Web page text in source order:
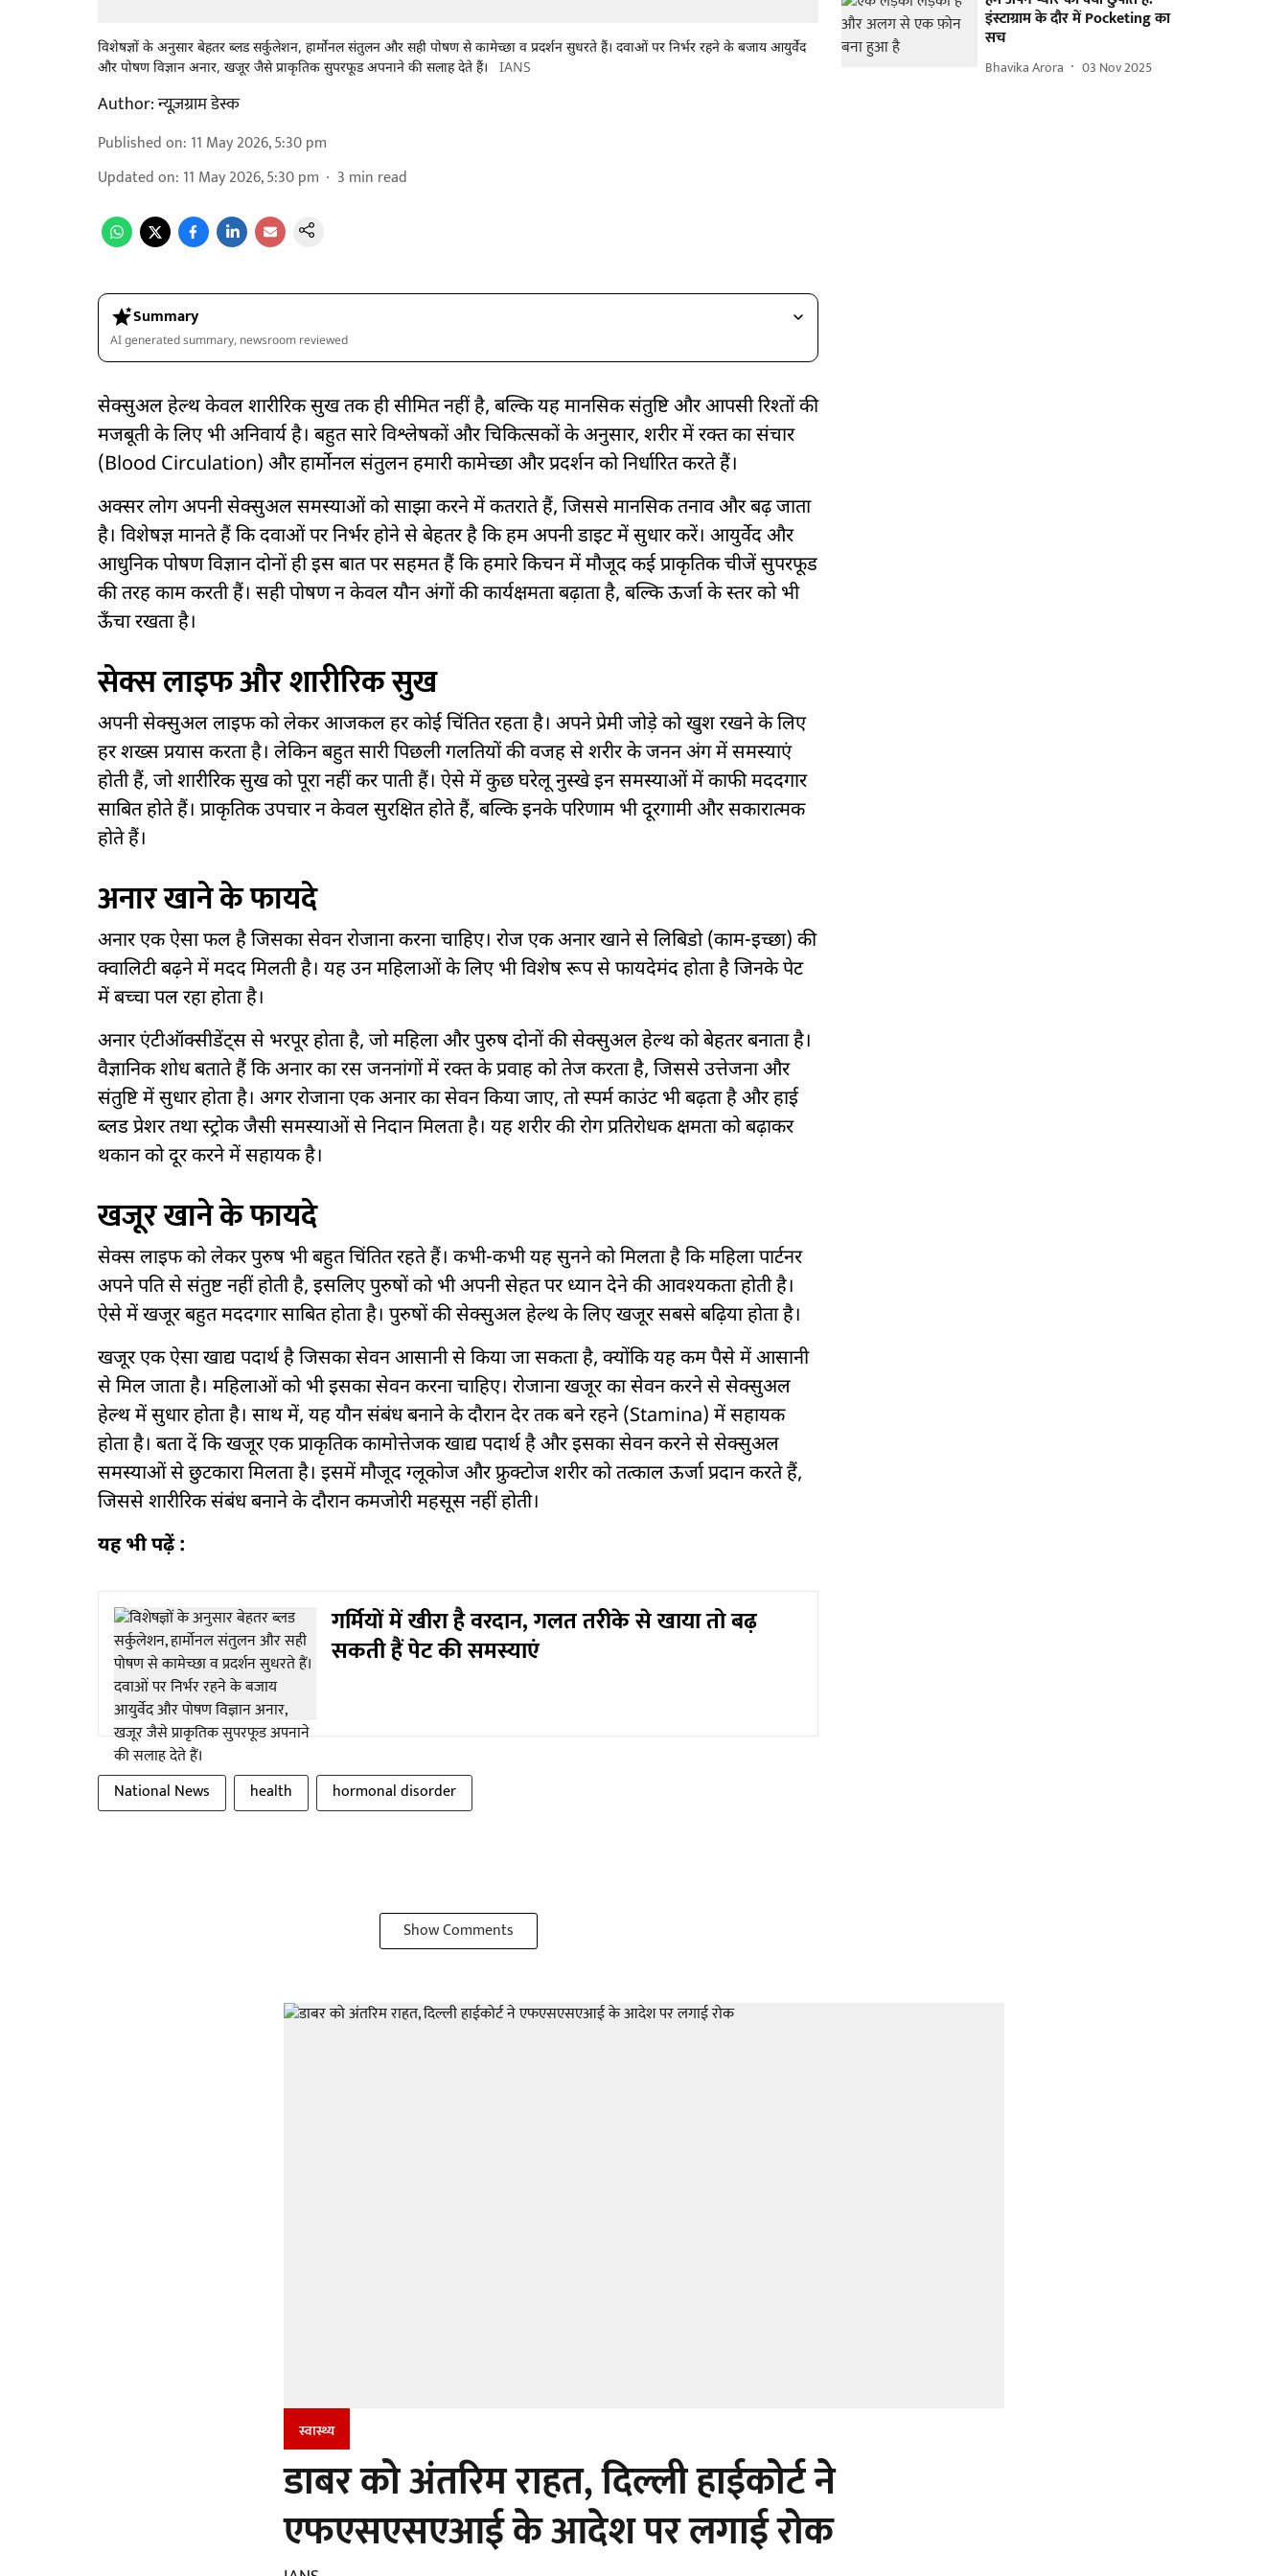
विशेषज्ञों के अनुसार बेहतर ब्लड सर्कुलेशन, हार्मोनल संतुलन और सही पोषण से कामेच्छा व प्रदर्शन सुधरते हैं। दवाओं पर निर्भर रहने के बजाय आयुर्वेद
और पोषण विज्ञान अनार, खजूर जैसे प्राकृतिक सुपरफूड अपनाने की सलाह देते हैं।
IANS
Author:न्यूज़ग्राम डेस्क
Published on: 11 May 2026, 5:30 pm
Updated on: 11 May 2026, 5:30 pm 3 min read
Summary
AI generated summary, newsroom reviewed
सेक्सुअल हेल्थ केवल शारीरिक सुख तक ही सीमित नहीं है, बल्कि यह मानसिक संतुष्टि और आपसी रिश्तों की
मजबूती के लिए भी अनिवार्य है। बहुत सारे विश्लेषकों और चिकित्सकों के अनुसार, शरीर में रक्त का संचार
(Blood Circulation) और हार्मोनल संतुलन हमारी कामेच्छा और प्रदर्शन को निर्धारित करते हैं।
अक्सर लोग अपनी सेक्सुअल समस्याओं को साझा करने में कतराते हैं, जिससे मानसिक तनाव और बढ़ जाता
है। विशेषज्ञ मानते हैं कि दवाओं पर निर्भर होने से बेहतर है कि हम अपनी डाइट में सुधार करें। आयुर्वेद और
आधुनिक पोषण विज्ञान दोनों ही इस बात पर सहमत हैं कि हमारे किचन में मौजूद कई प्राकृतिक चीजें सुपरफूड
की तरह काम करती हैं। सही पोषण न केवल यौन अंगों की कार्यक्षमता बढ़ाता है, बल्कि ऊर्जा के स्तर को भी
ऊँचा रखता है।
सेक्स लाइफ और शारीरिक सुख
अपनी सेक्सुअल लाइफ को लेकर आजकल हर कोई चिंतित रहता है। अपने प्रेमी जोड़े को खुश रखने के लिए
हर शख्स प्रयास करता है। लेकिन बहुत सारी पिछली गलतियों की वजह से शरीर के जनन अंग में समस्याएं
होती हैं, जो शारीरिक सुख को पूरा नहीं कर पाती हैं। ऐसे में कुछ घरेलू नुस्खे इन समस्याओं में काफी मददगार
साबित होते हैं। प्राकृतिक उपचार न केवल सुरक्षित होते हैं, बल्कि इनके परिणाम भी दूरगामी और सकारात्मक
होते हैं।
अनार खाने के फायदे
अनार एक ऐसा फल है जिसका सेवन रोजाना करना चाहिए। रोज एक अनार खाने से लिबिडो (काम-इच्छा) की
क्वालिटी बढ़ने में मदद मिलती है। यह उन महिलाओं के लिए भी विशेष रूप से फायदेमंद होता है जिनके पेट
में बच्चा पल रहा होता है।
अनार एंटीऑक्सीडेंट्स से भरपूर होता है, जो महिला और पुरुष दोनों की सेक्सुअल हेल्थ को बेहतर बनाता है।
वैज्ञानिक शोध बताते हैं कि अनार का रस जननांगों में रक्त के प्रवाह को तेज करता है, जिससे उत्तेजना और
संतुष्टि में सुधार होता है। अगर रोजाना एक अनार का सेवन किया जाए, तो स्पर्म काउंट भी बढ़ता है और हाई
ब्लड प्रेशर तथा स्ट्रोक जैसी समस्याओं से निदान मिलता है। यह शरीर की रोग प्रतिरोधक क्षमता को बढ़ाकर
थकान को दूर करने में सहायक है।
खजूर खाने के फायदे
सेक्स लाइफ को लेकर पुरुष भी बहुत चिंतित रहते हैं। कभी-कभी यह सुनने को मिलता है कि महिला पार्टनर
अपने पति से संतुष्ट नहीं होती है, इसलिए पुरुषों को भी अपनी सेहत पर ध्यान देने की आवश्यकता होती है।
ऐसे में खजूर बहुत मददगार साबित होता है। पुरुषों की सेक्सुअल हेल्थ के लिए खजूर सबसे बढ़िया होता है।
खजूर एक ऐसा खाद्य पदार्थ है जिसका सेवन आसानी से किया जा सकता है, क्योंकि यह कम पैसे में आसानी
से मिल जाता है। महिलाओं को भी इसका सेवन करना चाहिए। रोजाना खजूर का सेवन करने से सेक्सुअल
हेल्थ में सुधार होता है। साथ में, यह यौन संबंध बनाने के दौरान देर तक बने रहने (Stamina) में सहायक
होता है। बता दें कि खजूर एक प्राकृतिक कामोत्तेजक खाद्य पदार्थ है और इसका सेवन करने से सेक्सुअल
समस्याओं से छुटकारा मिलता है। इसमें मौजूद ग्लूकोज और फ्रुक्टोज शरीर को तत्काल ऊर्जा प्रदान करते हैं,
जिससे शारीरिक संबंध बनाने के दौरान कमजोरी महसूस नहीं होती।
यह भी पढ़ें :
गर्मियों में खीरा है वरदान, गलत तरीके से खाया तो बढ़
सकती हैं पेट की समस्याएं
National News health hormonal disorder
Show Comments
इंस्टाग्राम के दौर में Pocketing का
सच
Bhavika Arora 03 Nov 2025
स्वास्थ्य
डाबर को अंतरिम राहत, दिल्ली हाईकोर्ट ने
एफएसएसएआई के आदेश पर लगाई रोक